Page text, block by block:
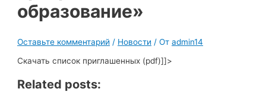
образование»
Оставьте комментарий / Новости / От admin14
Скачать список приглашенных (pdf)]]>
Related posts: